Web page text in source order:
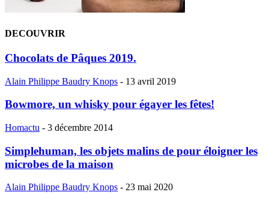
DECOUVRIR
Chocolats de Pâques 2019.
Alain Philippe Baudry Knops - 13 avril 2019
Bowmore, un whisky pour égayer les fêtes!
Homactu - 3 décembre 2014
Simplehuman, les objets malins de pour éloigner les
microbes de la maison
Alain Philippe Baudry Knops - 23 mai 2020